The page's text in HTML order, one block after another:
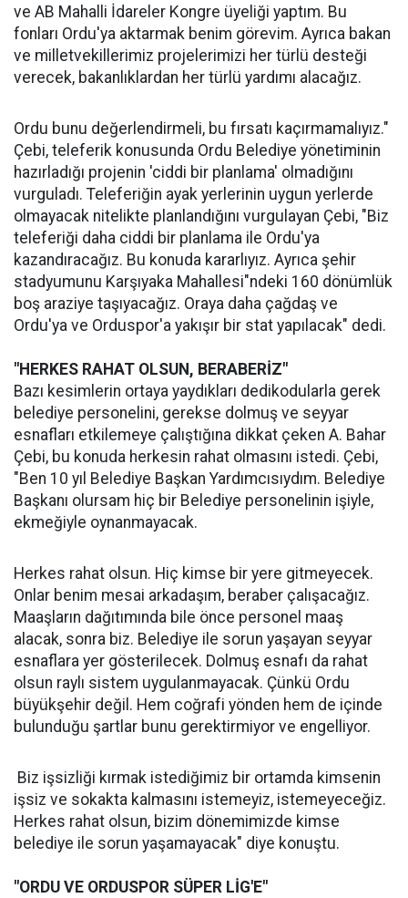
ve AB Mahalli İdareler Kongre üyeliği yaptım. Bu
fonları Ordu'ya aktarmak benim görevim. Ayrıca bakan
ve milletvekillerimiz projelerimizi her türlü desteği
verecek, bakanlıklardan her türlü yardımı alacağız.
Ordu bunu değerlendirmeli, bu fırsatı kaçırmamalıyız."
Çebi, teleferik konusunda Ordu Belediye yönetiminin
hazırladığı projenin 'ciddi bir planlama' olmadığını
vurguladı. Teleferiğin ayak yerlerinin uygun yerlerde
olmayacak nitelikte planlandığını vurgulayan Çebi, "Biz
teleferiği daha ciddi bir planlama ile Ordu'ya
kazandıracağız. Bu konuda kararlıyız. Ayrıca şehir
stadyumunu Karşıyaka Mahallesi"ndeki 160 dönümlük
boş araziye taşıyacağız. Oraya daha çağdaş ve
Ordu'ya ve Orduspor'a yakışır bir stat yapılacak" dedi.
"HERKES RAHAT OLSUN, BERABERİZ"
Bazı kesimlerin ortaya yaydıkları dedikodularla gerek
belediye personelini, gerekse dolmuş ve seyyar
esnafları etkilemeye çalıştığına dikkat çeken A. Bahar
Çebi, bu konuda herkesin rahat olmasını istedi. Çebi,
"Ben 10 yıl Belediye Başkan Yardımcısıydım. Belediye
Başkanı olursam hiç bir Belediye personelinin işiyle,
ekmeğiyle oynanmayacak.
Herkes rahat olsun. Hiç kimse bir yere gitmeyecek.
Onlar benim mesai arkadaşım, beraber çalışacağız.
Maaşların dağıtımında bile önce personel maaş
alacak, sonra biz. Belediye ile sorun yaşayan seyyar
esnaflara yer gösterilecek. Dolmuş esnafı da rahat
olsun raylı sistem uygulanmayacak. Çünkü Ordu
büyükşehir değil. Hem coğrafi yönden hem de içinde
bulunduğu şartlar bunu gerektirmiyor ve engelliyor.
Biz işsizliği kırmak istediğimiz bir ortamda kimsenin
işsiz ve sokakta kalmasını istemeyiz, istemeyeceğiz.
Herkes rahat olsun, bizim dönemimizde kimse
belediye ile sorun yaşamayacak" diye konuştu.
"ORDU VE ORDUSPOR SÜPER LİG'E"